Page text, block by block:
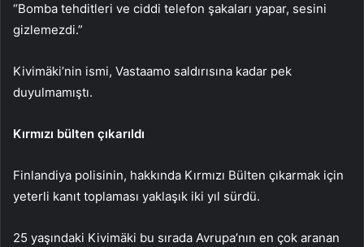
“Bomba tehditleri ve ciddi telefon şakaları yapar, sesini
gizlemezdi.”
Kivimäki’nin ismi, Vastaamo saldırısına kadar pek
duyulmamıştı.
Kırmızı bülten çıkarıldı
Finlandiya polisinin, hakkında Kırmızı Bülten çıkarmak için
yeterli kanıt toplaması yaklaşık iki yıl sürdü.
25 yaşındaki Kivimäki bu sırada Avrupa’nın en çok aranan